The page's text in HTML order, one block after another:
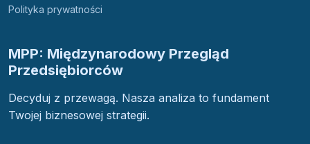
Polityka prywatności
MPP: Międzynarodowy Przegląd
Przedsiębiorców
Decyduj z przewagą. Nasza analiza to fundament
Twojej biznesowej strategii.